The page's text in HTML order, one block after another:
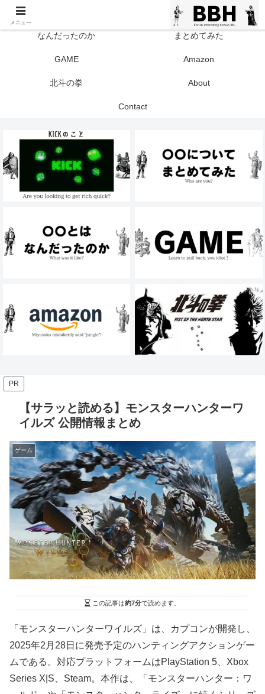
KICK
なんだったのか まとめてみた
GAME Amazon
北斗の拳 About
Contact
PR
【サラッと読める】モンスターハンターワ
イルズ 公開情報まとめ
ゲーム
この記事は約7分で読めます。
「モンスターハンターワイルズ」は、カプコンが開発し、
2025年2月28日に発売予定のハンティングアクションゲー
ムである。対応プラットフォームはPlayStation 5、Xbox
Series X|S、Steam。本作は、「モンスターハンター：ワ
メニュー